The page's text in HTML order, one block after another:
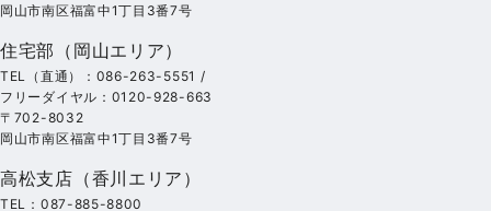
岡山市南区福富中1丁目3番7号
住宅部（岡山エリア）
TEL（直通）：086-263-5551 /
フリーダイヤル：0120-928-663
〒702-8032
岡山市南区福富中1丁目3番7号
高松支店（香川エリア）
TEL：087-885-8800